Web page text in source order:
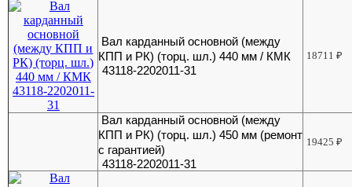
Вал карданный основной (между
КПП и РК) (торц. шл.) 440 мм / КМК
43118-2202011-31
18711₽
Вал карданный основной (между
КПП и РК) (торц. шл.) 450 мм (ремонт
с гарантией)
43118-2202011-31
19425₽